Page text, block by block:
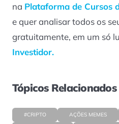
na Plataforma de Cursos
e quer analisar todos os
gratuitamente, em um só
Investidor.
Tópicos Relacionados
#CRIPTO AÇÕES MEMES